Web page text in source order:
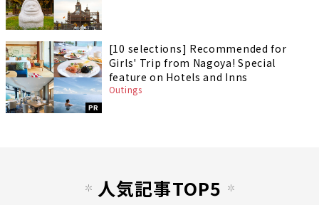
PR
[10 selections] Recommended for
Girls' Trip from Nagoya! Special
feature on Hotels and Inns
Outings
人気記事TOP5